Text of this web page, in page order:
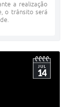
a realização
o trânsito será
JUL
14